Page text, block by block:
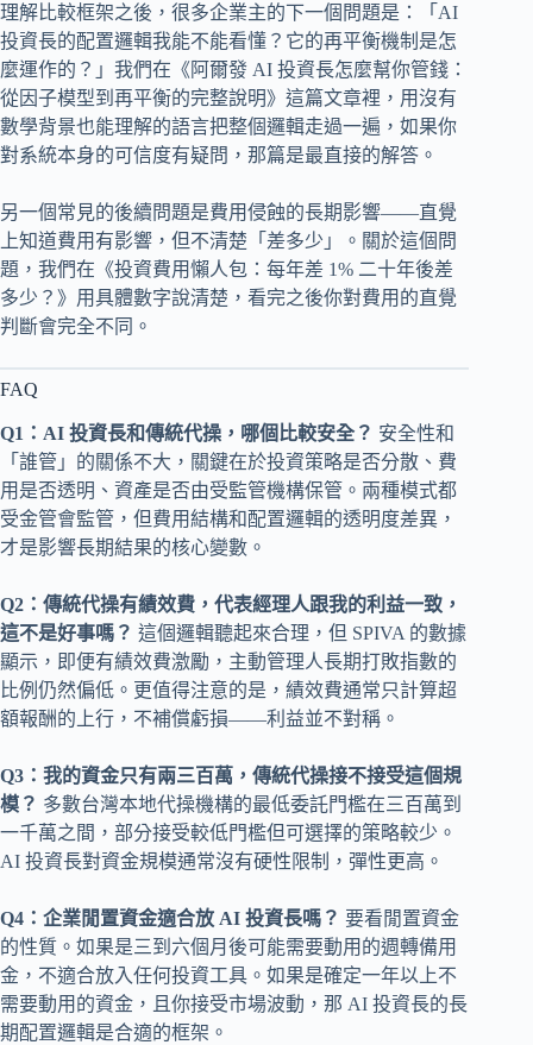
理解比較框架之後，很多企業主的下一個問題是：「AI
投資長的配置邏輯我能不能看懂？它的再平衡機制是怎
麼運作的？」我們在《阿爾發 AI 投資長怎麼幫你管錢：
從因子模型到再平衡的完整說明》這篇文章裡，用沒有
數學背景也能理解的語言把整個邏輯走過一遍，如果你
對系統本身的可信度有疑問，那篇是最直接的解答。
另一個常見的後續問題是費用侵蝕的長期影響——直覺
上知道費用有影響，但不清楚「差多少」。關於這個問
題，我們在《投資費用懶人包：每年差 1% 二十年後差
多少？》用具體數字說清楚，看完之後你對費用的直覺
判斷會完全不同。
FAQ
Q1：AI 投資長和傳統代操，哪個比較安全？ 安全性和
「誰管」的關係不大，關鍵在於投資策略是否分散、費
用是否透明、資產是否由受監管機構保管。兩種模式都
受金管會監管，但費用結構和配置邏輯的透明度差異，
才是影響長期結果的核心變數。
Q2：傳統代操有績效費，代表經理人跟我的利益一致，
這不是好事嗎？ 這個邏輯聽起來合理，但 SPIVA 的數據
顯示，即便有績效費激勵，主動管理人長期打敗指數的
比例仍然偏低。更值得注意的是，績效費通常只計算超
額報酬的上行，不補償虧損——利益並不對稱。
Q3：我的資金只有兩三百萬，傳統代操接不接受這個規
模？ 多數台灣本地代操機構的最低委託門檻在三百萬到
一千萬之間，部分接受較低門檻但可選擇的策略較少。
AI 投資長對資金規模通常沒有硬性限制，彈性更高。
Q4：企業閒置資金適合放 AI 投資長嗎？ 要看閒置資金
的性質。如果是三到六個月後可能需要動用的週轉備用
金，不適合放入任何投資工具。如果是確定一年以上不
需要動用的資金，且你接受市場波動，那 AI 投資長的長
期配置邏輯是合適的框架。